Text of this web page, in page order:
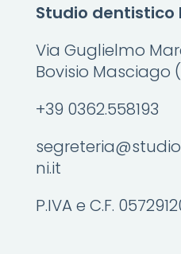
Studio dentistico
Via Guglielmo
Bovisio Masciago
+39 0362.558193
ni.it
P.IVA e C.F.